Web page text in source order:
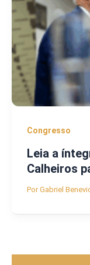
Congresso
Leia a
Calheiros
PorGabriel